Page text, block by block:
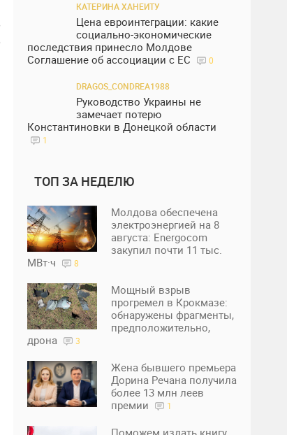
КАТЕРИНА ХАНЕИТУ
Цена евроинтеграции: какие
социально-экономические
последствия принесло Молдове
Соглашение об ассоциации с ЕС
0
DRAGOS_CONDREA1988
Руководство Украины не
замечает потерю
Константиновки в Донецкой области
1
ТОП ЗА НЕДЕЛЮ
Молдова обеспечена
электроэнергией на 8
августа: Energocom
закупил почти 11 тыс.
МВт·ч
8
Мощный взрыв
прогремел в Крокмазе:
обнаружены фрагменты,
предположительно,
дрона
3
Жена бывшего премьера
Дорина Речана получила
более 13 млн леев
премии
1
Поможем издать книгу